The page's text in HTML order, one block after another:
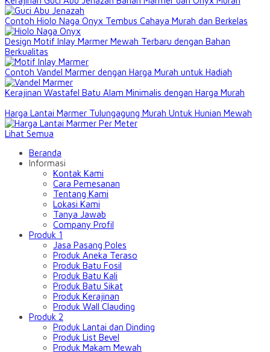
Contoh Hiolo Naga Onyx Tembus Cahaya Murah dan Berkelas
Design Motif Inlay Marmer Mewah Terbaru dengan Bahan
Berkualitas
Contoh Vandel Marmer dengan Harga Murah untuk Hadiah
Kerajinan Wastafel Batu Alam Minimalis dengan Harga Murah
Harga Lantai Marmer Tulungagung Murah Untuk Hunian Mewah
Lihat Semua
Beranda
Informasi
Kontak Kami
Cara Pemesanan
Tentang Kami
Lokasi Kami
Tanya Jawab
Company Profil
Produk 1
Jasa Pasang Poles
Produk Aneka Teraso
Produk Batu Fosil
Produk Batu Kali
Produk Batu Sikat
Produk Kerajinan
Produk Wall Clauding
Produk 2
Produk Lantai dan Dinding
Produk List Bevel
Produk Makam Mewah